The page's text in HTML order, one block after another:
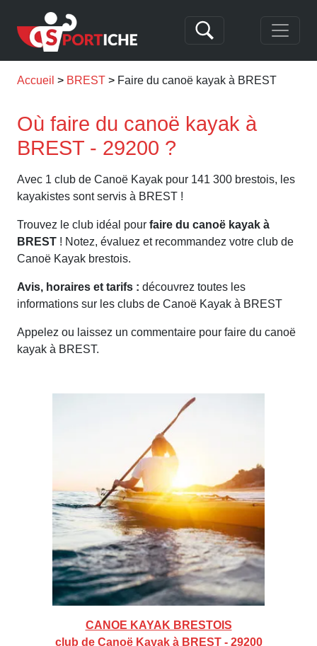
Accueil BREST Faire du canoë kayak à BREST
Où faire du canoë kayak à
BREST - 29200 ?
Avec 1 club de Canoë Kayak pour 141 300 brestois, les
kayakistes sont servis à BREST !
Trouvez le club idéal pour faire du canoë kayak à
BREST ! Notez, évaluez et recommandez votre club de
Canoë Kayak brestois.
Avis, horaires et tarifs : découvrez toutes les
informations sur les clubs de Canoë Kayak à BREST
Appelez ou laissez un commentaire pour faire du canoë
kayak à BREST.
CANOE KAYAK BRESTOIS
club de Canoë Kayak à BREST - 29200